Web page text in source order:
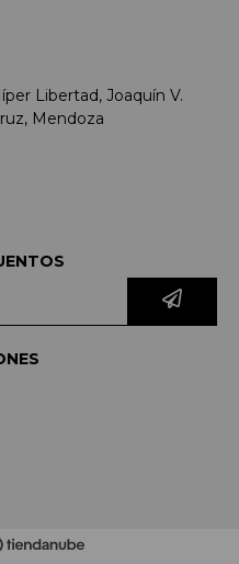
Libertad, Joaquín V.
Mendoza